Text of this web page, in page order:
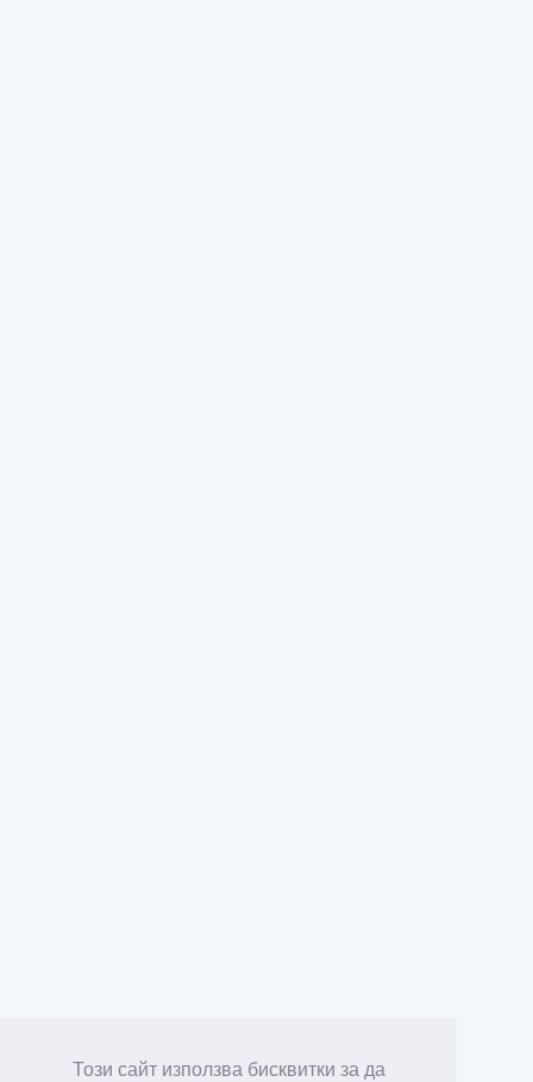
Този сайт използва бисквитки за да